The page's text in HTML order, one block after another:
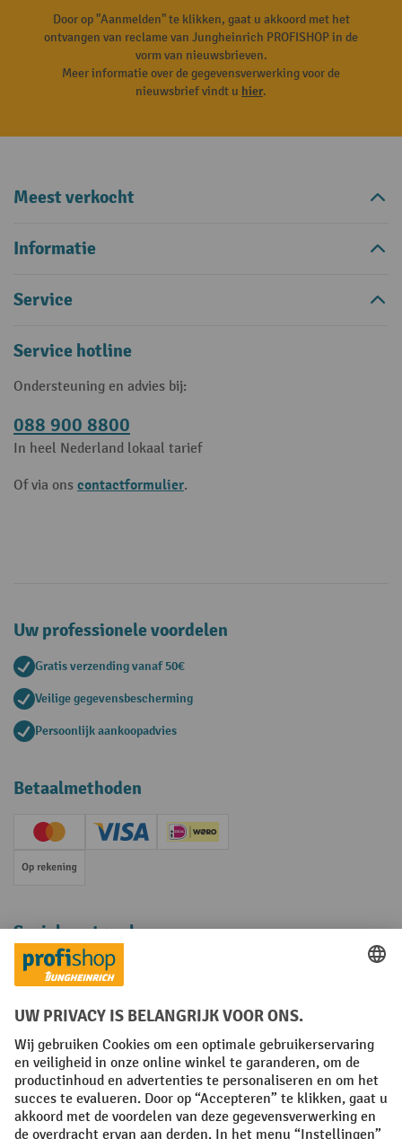
Door op "Aanmelden" te klikken, gaat u akkoord met het
ontvangen van reclame van Jungheinrich PROFISHOP in de
vorm van nieuwsbrieven.
Meer informatie over de gegevensverwerking voor de
nieuwsbrief vindt u hier.
Meest verkocht
Informatie
Service
Service hotline
Ondersteuning en advies bij:
088 900 8800
In heel Nederland lokaal tarief
Of via ons contactformulier.
Uw professionele voordelen
Gratis verzending vanaf 50€
Veilige gegevensbescherming
Persoonlijk aankoopadvies
Betaalmethoden
Creditcard (Master)Creditcard (Visa)iDEAL | Wero
Op rekening
Sociale netwerken
Facebook
YouTube
LinkedInInstagram
Algemene leveringsvoorwaarden Copyright
Privacyverklaring Privacy Instellingen
All prices excl. VAT plusshipping costs and possible delivery charges,